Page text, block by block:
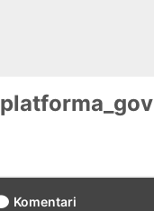
platforma_gov
Komentari